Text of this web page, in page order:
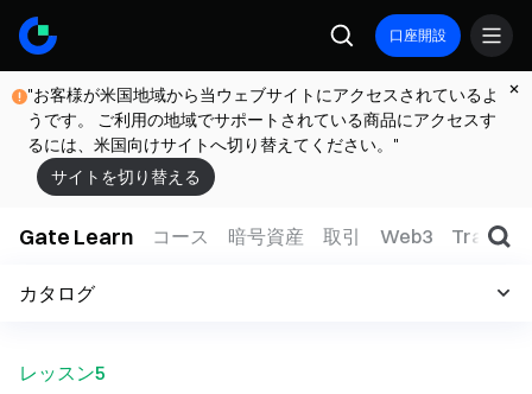
口座開設
"お客様が米国地域から当ウェブサイトにアクセスされているよ
うです。 ご利用の地域でサポートされている商品にアクセスす
るには、米国向けサイトへ切り替えてください。"
サイトを切り替える
Gate Learn コース 暗号資産 取引 Web3 TradFi
カタログ
レッスン5